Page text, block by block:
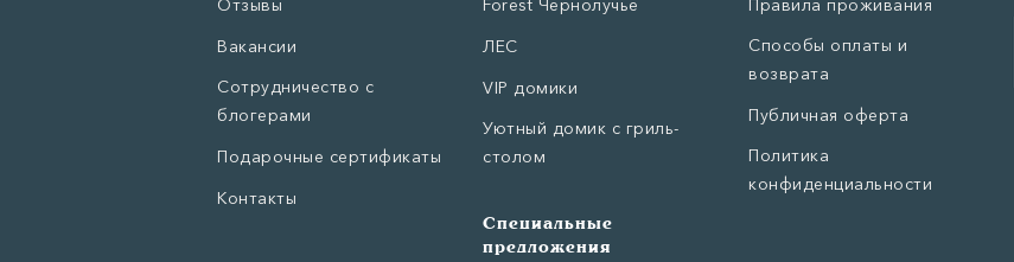
Отзывы
Вакансии
Сотрудничество с
блогерами
Подарочные сертификаты
Контакты
Forest Чернолучье
ЛЕС
VIP домики
Уютный домик с гриль-
столом
Специальные
предложения
Правила проживания
Способы оплаты и
возврата
Публичная оферта
Политика
конфиденциальности